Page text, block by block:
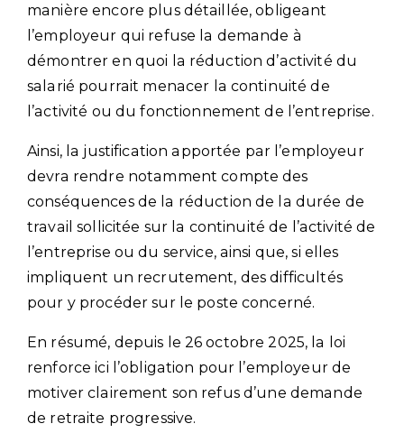
manière encore plus détaillée, obligeant
l’employeur qui refuse la demande à
démontrer en quoi la réduction d’activité du
salarié pourrait menacer la continuité de
l’activité ou du fonctionnement de l’entreprise.
Ainsi, la justification apportée par l’employeur
devra rendre notamment compte des
conséquences de la réduction de la durée de
travail sollicitée sur la continuité de l’activité de
l’entreprise ou du service, ainsi que, si elles
impliquent un recrutement, des difficultés
pour y procéder sur le poste concerné.
En résumé, depuis le 26 octobre 2025, la loi
renforce ici l’obligation pour l’employeur de
motiver clairement son refus d’une demande
de retraite progressive.